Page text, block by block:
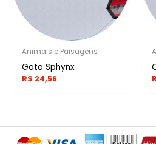
Animais e Paisagens
Gato Sphynx
R$ 24,56